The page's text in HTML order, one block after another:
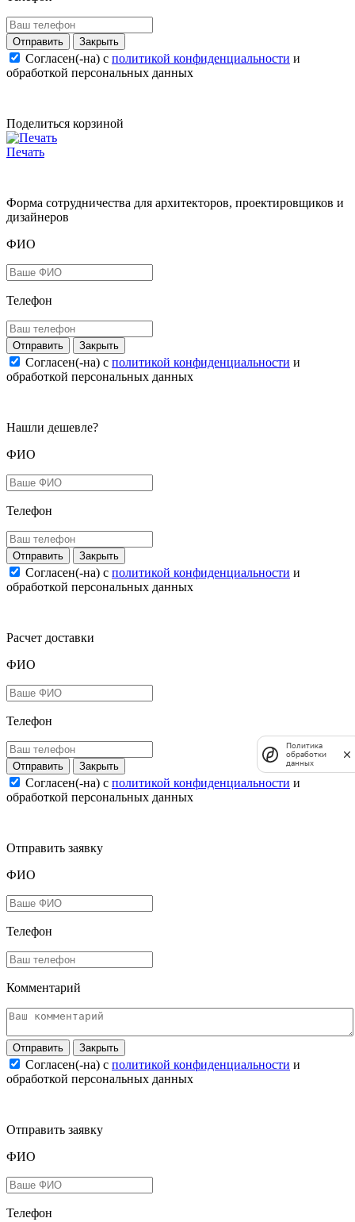
Закрыть
Согласен(-на) c политикой конфиденциальности и
обработкой персональных данных
Поделиться корзиной
Печать
Форма сотрудничества для архитекторов, проектировщиков и
дизайнеров
ФИО
Телефон
Закрыть
Согласен(-на) c политикой конфиденциальности и
обработкой персональных данных
Нашли дешевле?
ФИО
Телефон
Закрыть
Согласен(-на) c политикой конфиденциальности и
обработкой персональных данных
Расчет доставки
ФИО
Телефон
Закрыть
Согласен(-на) c политикой конфиденциальности и
обработкой персональных данных
Отправить заявку
ФИО
Телефон
Комментарий
Закрыть
Согласен(-на) c политикой конфиденциальности и
обработкой персональных данных
Отправить заявку
ФИО
Телефон
Политика
обработки
данных